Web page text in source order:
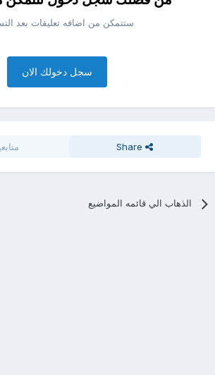
ستتمكن من اضافه تعليقات بعد
سجل دخولك الان
Share
الذهاب الي قائمه المواضيع